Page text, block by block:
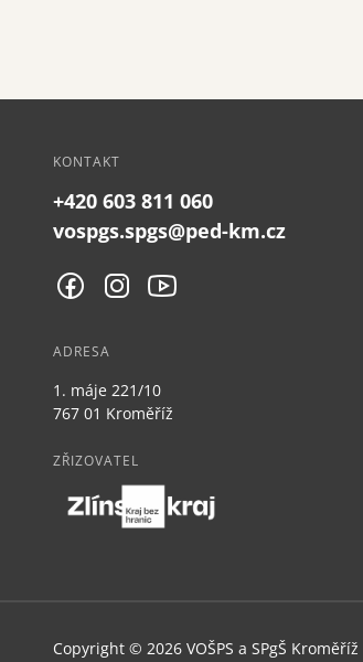
KONTAKT
+420 603 811 060
vospgs.spgs@ped-km.cz
ADRESA
1. máje 221/10
767 01 Kroměříž
ZŘIZOVATEL
Copyright © 2026 VOŠPS a SPgŠ Kroměříž